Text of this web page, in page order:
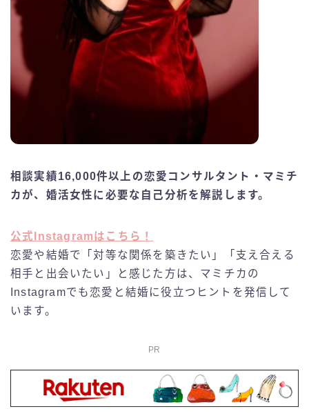
相談実績16,000件以上の恋愛コンサルタント・マミチ
カが、婚活女性に必要な自己分析を解説します。
公式Instagramはこちら！
恋愛や結婚で「対等な関係を築きたい」「支え合える
相手と出会いたい」と感じた方は、マミチカの
Instagramでも恋愛と結婚に役立つヒントを発信して
います。
PR